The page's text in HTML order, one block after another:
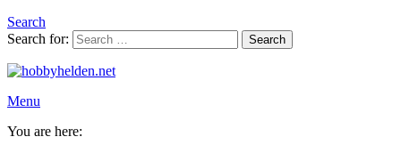
Search
Search for:
Search
Menu
You are here: